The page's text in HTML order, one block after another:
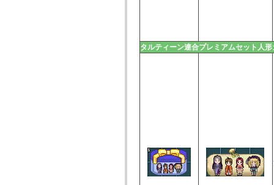
タルティーン連合プレミアムセット人